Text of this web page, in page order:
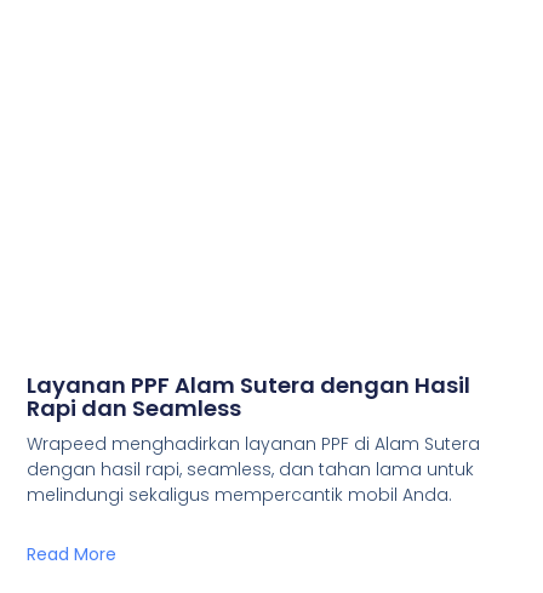
Layanan PPF Alam Sutera dengan Hasil
Rapi dan Seamless
Wrapeed menghadirkan layanan PPF di Alam Sutera
dengan hasil rapi, seamless, dan tahan lama untuk
melindungi sekaligus mempercantik mobil Anda.
Read More